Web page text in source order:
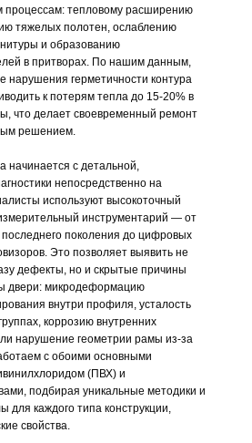
процессам: тепловому расширению
тяжелых полотен, ослаблению
и образованию
в притворах. По нашим данным,
нарушения герметичности контура
к потерям тепла до 15-20% в
что делает своевременный ремонт
решением.
начинается с детальной,
непосредственно на
используют высокоточный
инструментарий — от
поколения до цифровых
Это позволяет выявить не
дефекты, но и скрытые причины
двери: микродеформацию
внутри профиля, усталость
коррозию внутренних
нарушение геометрии рамы из-за
с обоими основными
(ПВХ) и
подбирая уникальные методики и
для каждого типа конструкции,
свойства.